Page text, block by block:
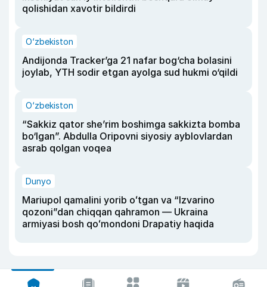
qolishidan xavotir bildirdi
O‘zbekiston
Andijonda Tracker’ga 21 nafar bog‘cha bolasini
joylab, YTH sodir etgan ayolga sud hukmi o‘qildi
O‘zbekiston
“Sakkiz qator she’rim boshimga sakkizta bomba
bo‘lgan”. Abdulla Oripovni siyosiy ayblovlardan
asrab qolgan voqea
Dunyo
Mariupol qamalini yorib oʻtgan va “Izvarino
qozoni”dan chiqqan qahramon — Ukraina
armiyasi bosh qoʻmondoni Drapatiy haqida